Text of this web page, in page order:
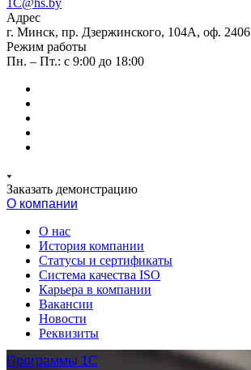
1C@hs.by
Адрес
г. Минск, пр. Дзержинского, 104А, оф. 2406
Режим работы
Пн. – Пт.: с 9:00 до 18:00
Заказать демонстрацию
О компании
О нас
История компании
Статусы и сертификаты
Система качества ISO
Карьера в компании
Вакансии
Новости
Реквизиты
Программы 1С